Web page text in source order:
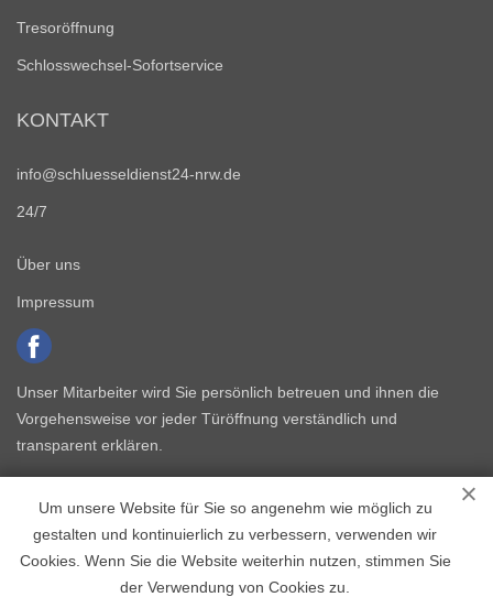
Um unsere Website für Sie so angenehm wie möglich zu
gestalten und kontinuierlich zu verbessern, verwenden wir
Cookies. Wenn Sie die Website weiterhin nutzen, stimmen Sie
der Verwendung von Cookies zu.
Tresoröffnung
Schlosswechsel-Sofortservice
KONTAKT
info@schluesseldienst24-nrw.de
24/7
Über uns
Impressum
Unser Mitarbeiter wird Sie persönlich betreuen und ihnen die
Vorgehensweise vor jeder Türöffnung verständlich und
transparent erklären.